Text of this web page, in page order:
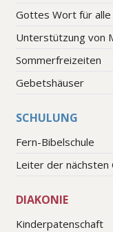
Gottes Wort für alle
Unterstützung von
Sommerfreizeiten
Gebetshäuser
SCHULUNG
Fern-Bibelschule
Leiter der nächsten
DIAKONIE
Kinderpatenschaft